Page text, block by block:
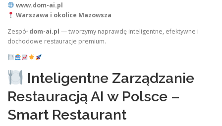
www.dom-ai.pl
Warszawa i okolice Mazowsza
Zespół dom-ai.pl — tworzymy naprawdę inteligentne, efektywne i
dochodowe restauracje premium.
Inteligentne Zarządzanie
Restauracją AI w Polsce –
Smart Restaurant